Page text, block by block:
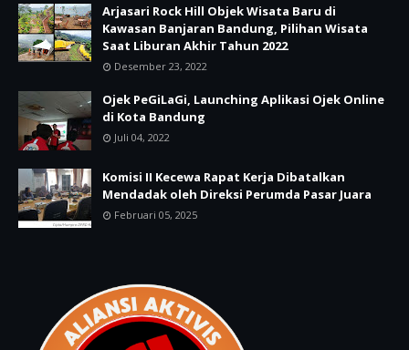
Arjasari Rock Hill Objek Wisata Baru di
Kawasan Banjaran Bandung, Pilihan Wisata
Saat Liburan Akhir Tahun 2022
Desember 23, 2022
Ojek PeGiLaGi, Launching Aplikasi Ojek Online
di Kota Bandung
Juli 04, 2022
Komisi II Kecewa Rapat Kerja Dibatalkan
Mendadak oleh Direksi Perumda Pasar Juara
Februari 05, 2025